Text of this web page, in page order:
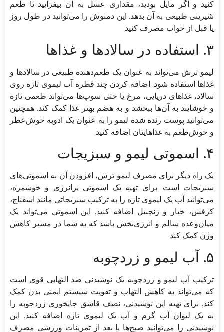
کنید و اگر مایل بودید، مقداری عسل به آن بیفزایید تا طعم
شیرینی طبیعی به آن بدهد. این دمنوش را می‌توانید در طول روز
یا قبل از خواب مصرف کنید.
۳. استفاده در سالادها و غذاها
لیمو ترش می‌تواند به عنوان یک طعم‌دهنده طبیعی در سالادها و
غذاها استفاده شود. اضافه کردن چند قطره آب لیموی تازه روی
سالاد، غذاهای دریایی، مرغ یا حتی سوپ‌ها می‌تواند طعمی تازه
و خوشایند به آن‌ها ببخشد و به هضم بهتر غذا کمک کند. همچنین
می‌توانید پوست رنده شده لیمو را به عنوان یک ادویه خوش‌عطر
و خوش‌طعم به غذاهایتان اضافه کنید.
۴. اسموتی لیمو و سبزیجات
یک راه دیگر برای مصرف لیمو ترش، افزودن آن به اسموتی‌های
سبزیجات است. برای تهیه یک اسموتی پرانرژی و خوشمزه،
می‌توانید آب یک لیموی تازه را به ترکیب سبزیجاتی مانند اسفناج،
کرفس، خیار و زنجبیل اضافه کنید. این اسموتی می‌تواند یک
میان‌وعده سالم و انرژی‌بخش باشد که به شما در مسیر کاهش
وزن کمک کند.
۵. آب‌ لیمو و زردچوبه
ترکیب آب لیمو و زردچوبه یک نوشیدنی ضد التهابی قوی است
که می‌تواند به کاهش التهاب و تقویت سیستم ایمنی بدن کمک
کند. برای تهیه این نوشیدنی، نصف قاشق چایخوری زردچوبه را
به یک لیوان آب گرم و آب یک لیموی تازه اضافه کنید. این
نوشیدنی را می‌توانید صبح‌ها یا بعد از تمرینات ورزشی مصرف